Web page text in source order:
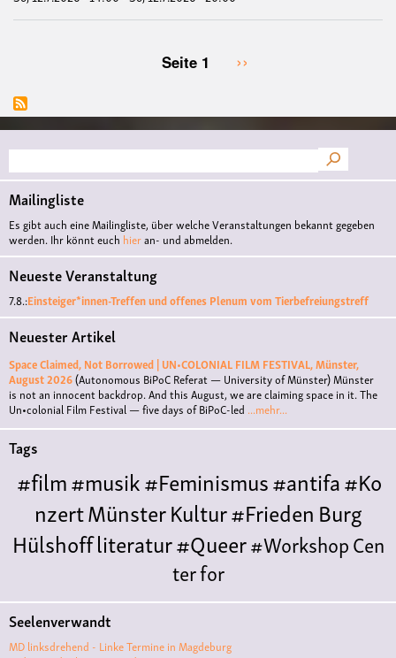
Seite 1
Nächste
››
Suche
Mailingliste
Es gibt auch eine Mailingliste, über welche Veranstaltungen bekannt gegeben
werden. Ihr könnt euch hieran- und abmelden.
Neueste Veranstaltung
7.8.:Einsteiger*innen-Treffen und offenes Plenum vom Tierbefreiungstreff
Neuester Artikel
Space Claimed, Not Borrowed | UN•COLONIAL FILM FESTIVAL, Münster,
August 2026(Autonomous BiPoC Referat — University of Münster)Münster
is not an innocent backdrop. And this August, we are claiming space in it. The
Un•colonial Film Festival — five days of BiPoC-led ...mehr...
Tags
#film#musik#Feminismus#antifa#Ko
nzertMünsterKultur#FriedenBurg
Hülshoffliteratur#Queer#WorkshopCen
ter for
LiteraturePolyamoriePolytreff#liveKonzert
Polyamorietreff
Seelenverwandt
MD linksdrehend - Linke Termine in Magdeburg